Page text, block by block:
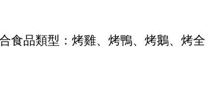
食品類型：烤雞、烤鴨、烤鵝、烤全